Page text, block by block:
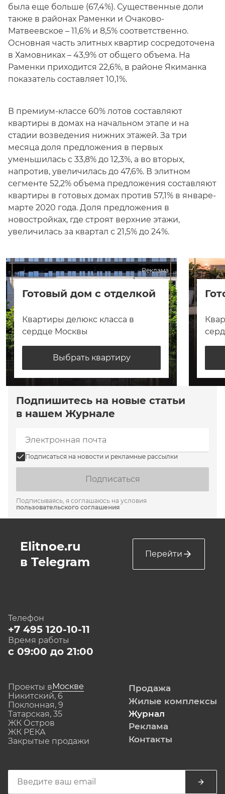
была еще больше (67,4%). Существенные доли
также в районах Раменки и Очаково-
Матвеевское – 11,6% и 8,5% соответственно.
Основная часть элитных квартир сосредоточена
в Хамовниках – 43,9% от общего объема. На
Раменки приходится 22,6%, в районе Якиманка
показатель составляет 10,1%.
В премиум-классе 60% лотов составляют
квартиры в домах на начальном этапе и на
стадии возведения нижних этажей. За три
месяца доля предложения в первых
уменьшилась с 33,8% до 12,3%, а во вторых,
напротив, увеличилась до 47,6%. В элитном
сегменте 52,2% объема предложения составляют
квартиры в готовых домах против 57,1% в январе-
марте 2020 года. Доля предложения в
новостройках, где строят верхние этажи,
увеличилась за квартал с 21,5% до 24%.
Реклама
Готовый дом с отделкой
Квартиры делюкс класса в
сердце Москвы
Выбрать квартиру
Подпишитесь на новые статьи
в нашем Журнале
Подписаться на новости и рекламные рассылки
Подписаться
Подписываясь, я соглашаюсь на условия
пользовательского соглашения
Elitnoe.ru
в Telegram
Перейти
Телефон
+7 495 120-10-11
Время работы
с 09:00 до 21:00
Проекты вМоскве
Никитский, 6
Поклонная, 9
Татарская, 35
ЖК Остров
ЖК РЕКА
Закрытые продажи
Продажа
Жилые комплексы
Журнал
Реклама
Контакты